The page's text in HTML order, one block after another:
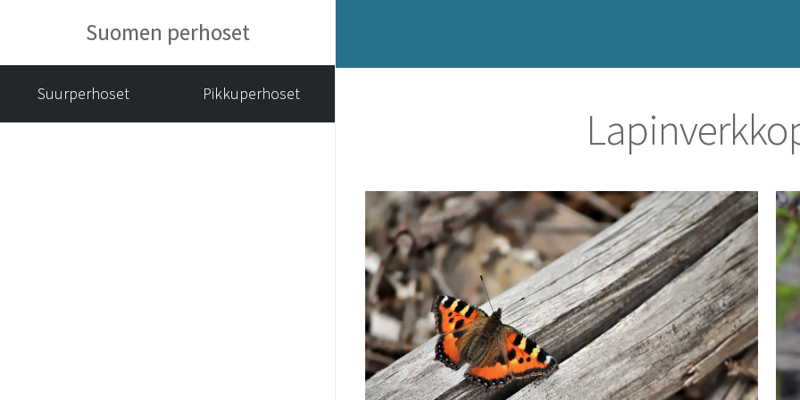
Suomen perhoset
Suurperhoset Pikkuperhoset